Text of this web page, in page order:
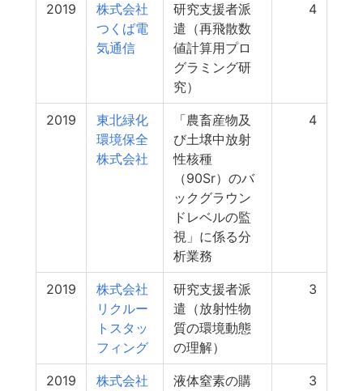
2019
株式会社
つくば電
気通信
研究支援者派
遣（再飛散数
値計算用プロ
グラミング研
究）
4
2019
東北緑化
環境保全
株式会社
「農畜産物及
び土壌中放射
性核種
（90Sr）のバ
ックグラウン
ドレベルの監
視」に係る分
析業務
4
2019
株式会社
リクルー
トスタッ
フィング
研究支援者派
遣（放射性物
質の環境動態
の理解）
3
2019
株式会社
液体窒素の購
3